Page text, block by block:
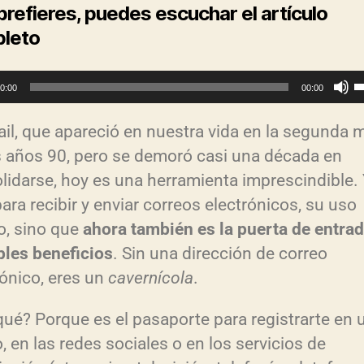
puedes escuchar el artículo
00:00
t
i
i
z
a
que apareció en nuestra vida en la segunda
años 90, pero se demoró casi una década en
hoy es una herramienta imprescindible.
recibir y enviar correos electrónicos, su uso
sino que ahora también es la puerta de
beneficios. Sin una dirección de correo
eres un cavernícola.
Porque es el pasaporte para registrarte en
en las redes sociales o en los servicios de